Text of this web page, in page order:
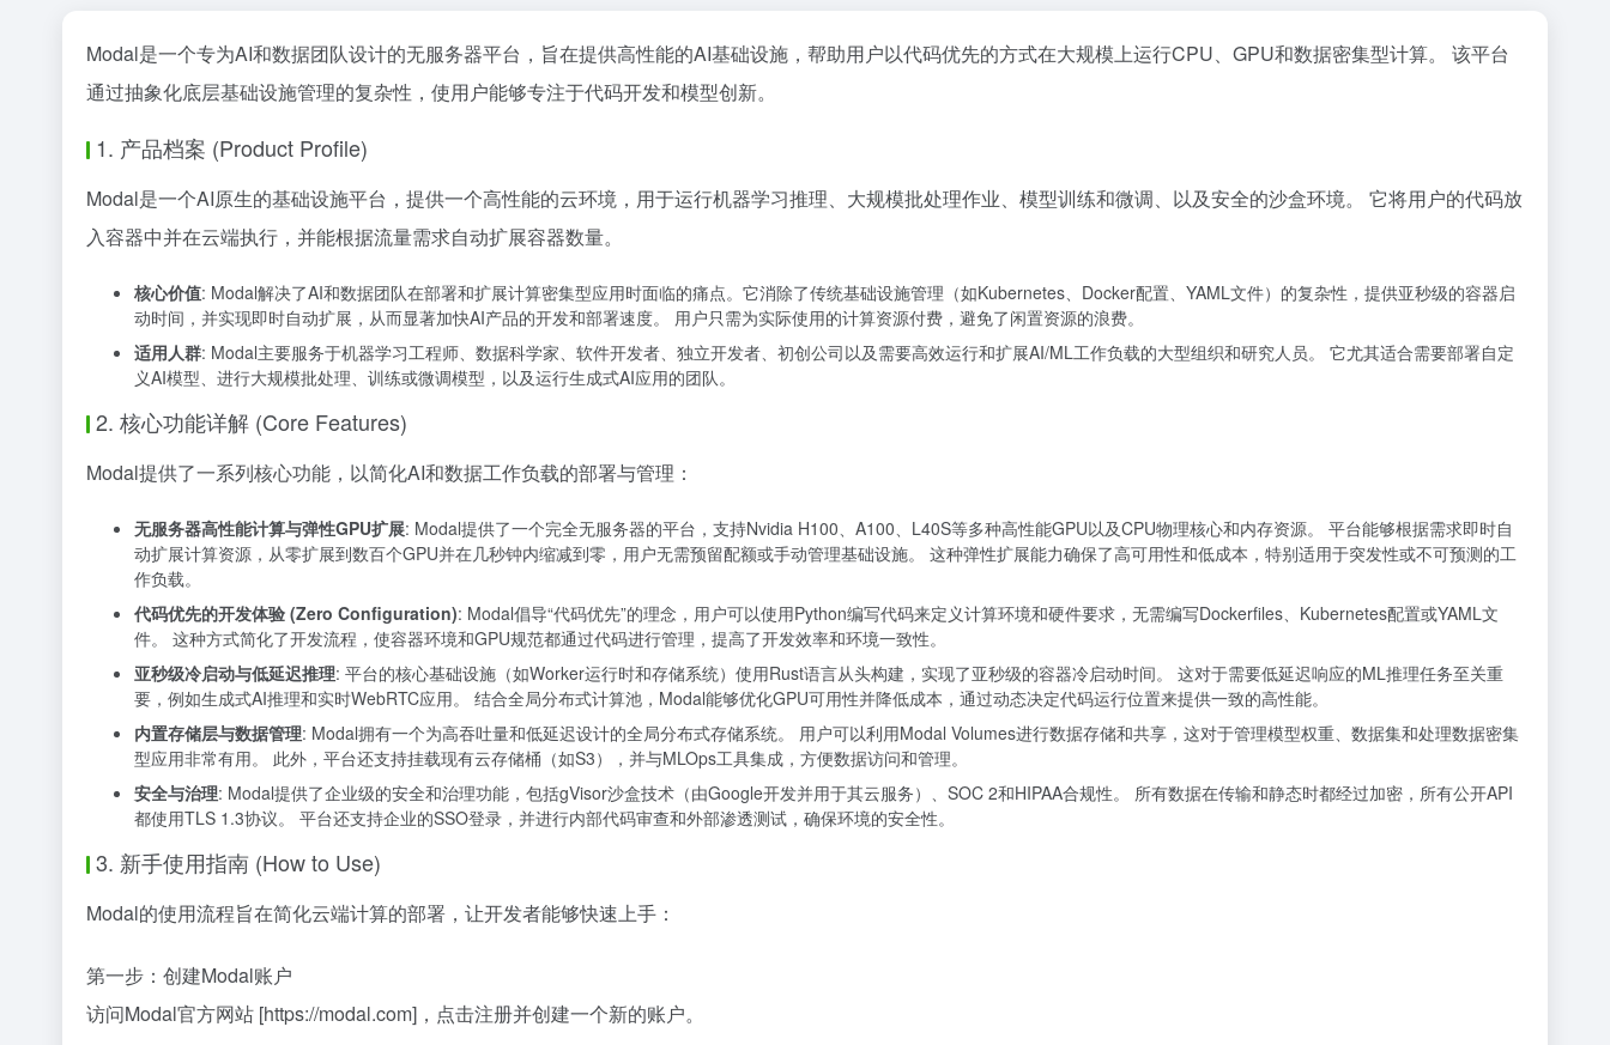
Modal是一个专为AI和数据团队设计的无服务器平台，旨在提供高性能的AI基础设施，帮助用户以代码优先的方式在大规模上运行CPU、GPU和数据密集型计算。 该平台
通过抽象化底层基础设施管理的复杂性，使用户能够专注于代码开发和模型创新。
1. 产品档案 (Product Profile)
Modal是一个AI原生的基础设施平台，提供一个高性能的云环境，用于运行机器学习推理、大规模批处理作业、模型训练和微调、以及安全的沙盒环境。 它将用户的代码放
入容器中并在云端执行，并能根据流量需求自动扩展容器数量。
核心价值: Modal解决了AI和数据团队在部署和扩展计算密集型应用时面临的痛点。它消除了传统基础设施管理（如Kubernetes、Docker配置、YAML文件）的复杂性，提供亚秒级的容器启
动时间，并实现即时自动扩展，从而显著加快AI产品的开发和部署速度。 用户只需为实际使用的计算资源付费，避免了闲置资源的浪费。
适用人群: Modal主要服务于机器学习工程师、数据科学家、软件开发者、独立开发者、初创公司以及需要高效运行和扩展AI/ML工作负载的大型组织和研究人员。 它尤其适合需要部署自定
义AI模型、进行大规模批处理、训练或微调模型，以及运行生成式AI应用的团队。
2. 核心功能详解 (Core Features)
Modal提供了一系列核心功能，以简化AI和数据工作负载的部署与管理：
无服务器高性能计算与弹性GPU扩展: Modal提供了一个完全无服务器的平台，支持Nvidia H100、A100、L40S等多种高性能GPU以及CPU物理核心和内存资源。 平台能够根据需求即时自
动扩展计算资源，从零扩展到数百个GPU并在几秒钟内缩减到零，用户无需预留配额或手动管理基础设施。 这种弹性扩展能力确保了高可用性和低成本，特别适用于突发性或不可预测的工
作负载。
代码优先的开发体验 (Zero Configuration): Modal倡导“代码优先”的理念，用户可以使用Python编写代码来定义计算环境和硬件要求，无需编写Dockerfiles、Kubernetes配置或YAML文
件。 这种方式简化了开发流程，使容器环境和GPU规范都通过代码进行管理，提高了开发效率和环境一致性。
亚秒级冷启动与低延迟推理: 平台的核心基础设施（如Worker运行时和存储系统）使用Rust语言从头构建，实现了亚秒级的容器冷启动时间。 这对于需要低延迟响应的ML推理任务至关重
要，例如生成式AI推理和实时WebRTC应用。 结合全局分布式计算池，Modal能够优化GPU可用性并降低成本，通过动态决定代码运行位置来提供一致的高性能。
内置存储层与数据管理: Modal拥有一个为高吞吐量和低延迟设计的全局分布式存储系统。 用户可以利用Modal Volumes进行数据存储和共享，这对于管理模型权重、数据集和处理数据密集
型应用非常有用。 此外，平台还支持挂载现有云存储桶（如S3），并与MLOps工具集成，方便数据访问和管理。
安全与治理: Modal提供了企业级的安全和治理功能，包括gVisor沙盒技术（由Google开发并用于其云服务）、SOC 2和HIPAA合规性。 所有数据在传输和静态时都经过加密，所有公开API
都使用TLS 1.3协议。 平台还支持企业的SSO登录，并进行内部代码审查和外部渗透测试，确保环境的安全性。
3. 新手使用指南 (How to Use)
Modal的使用流程旨在简化云端计算的部署，让开发者能够快速上手：
第一步：创建Modal账户
访问Modal官方网站 [https://modal.com]，点击注册并创建一个新的账户。